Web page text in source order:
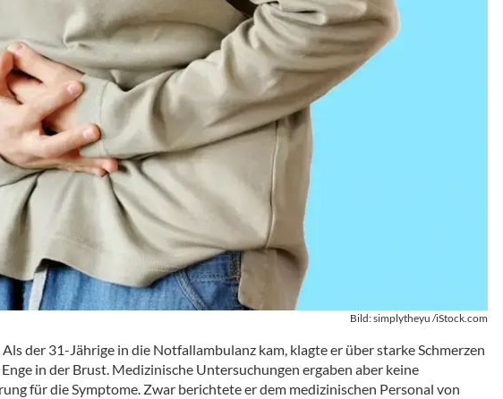
Bild: simplytheyu /iStock.com
der 31-Jährige in die Notfallambulanz kam, klagte er über starke Schmerzen
in der Brust. Medizinische Untersuchungen ergaben aber keine
für die Symptome. Zwar berichtete er dem medizinischen Personal von